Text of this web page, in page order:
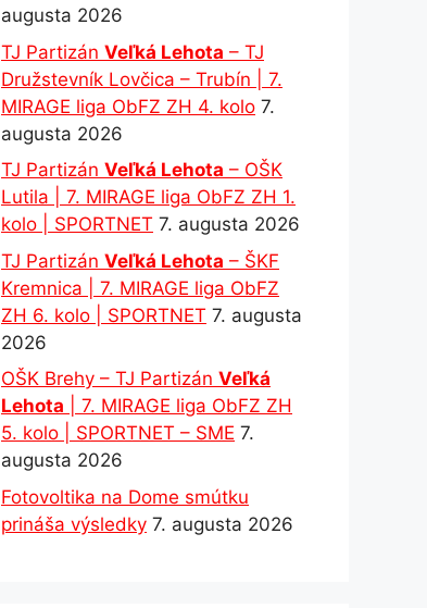
augusta 2026
TJ Partizán Veľká Lehota – TJ
Družstevník Lovčica – Trubín | 7.
MIRAGE liga ObFZ ZH 4. kolo 7.
augusta 2026
TJ Partizán Veľká Lehota – OŠK
Lutila | 7. MIRAGE liga ObFZ ZH 1.
kolo | SPORTNET 7. augusta 2026
TJ Partizán Veľká Lehota – ŠKF
Kremnica | 7. MIRAGE liga ObFZ
ZH 6. kolo | SPORTNET 7. augusta
2026
OŠK Brehy – TJ Partizán Veľká
Lehota | 7. MIRAGE liga ObFZ ZH
5. kolo | SPORTNET – SME 7.
augusta 2026
Fotovoltika na Dome smútku
prináša výsledky 7. augusta 2026